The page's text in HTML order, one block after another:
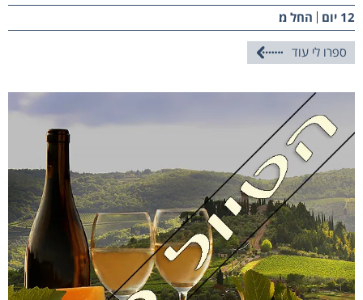
12 יום החל מ׃
ספרו לי עוד